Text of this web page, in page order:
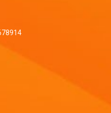
trầm, nhã nhặn và sang
tuy nhiên vẫn có những
người thích sự nổi bật như:
lá, cam…